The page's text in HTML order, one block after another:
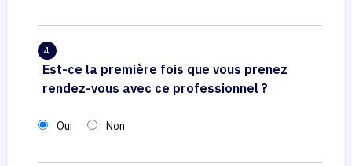
4
Est-ce la première fois que vous prenez
rendez-vous avec ce professionnel ?
Oui Non